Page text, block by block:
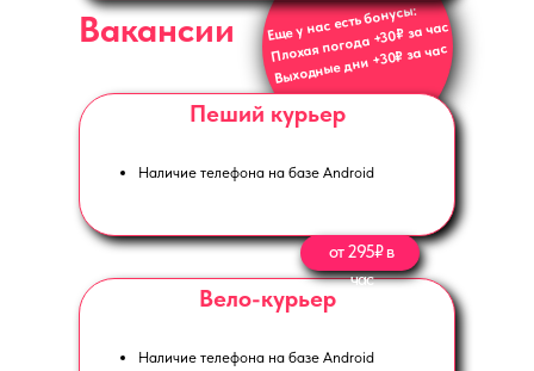
Еще у нас есть бонусы:
Плохая погода +30₽ за час
Выходные дни +30₽ за час
Вакансии
Пеший курьер
Наличие телефона на базе Android
Наличие телефона на базе Android
Вело-курьер
от 295₽ в
час